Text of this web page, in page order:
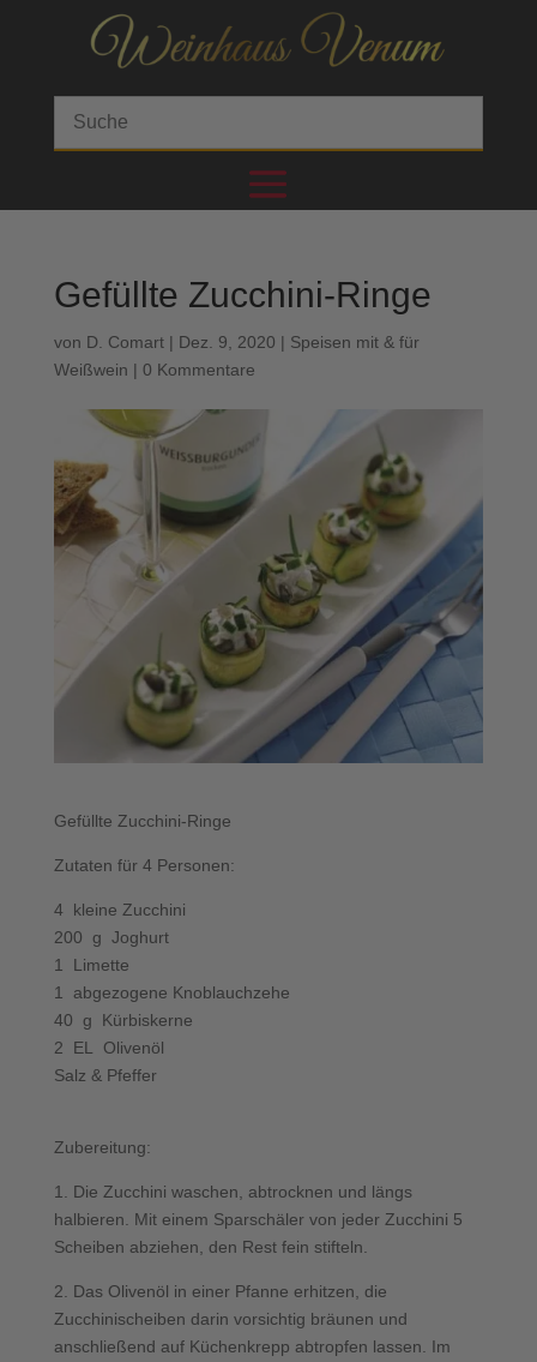
Gefüllte Zucchini-Ringe
von D. Comart| Dez. 9, 2020 | Speisen mit & für
Weißwein | 0 Kommentare
Gefüllte Zucchini-Ringe
Zutaten für 4 Personen:
4 kleine Zucchini
200 g Joghurt
1 Limette
1 abgezogene Knoblauchzehe
40 g Kürbiskerne
2 EL Olivenöl
Salz & Pfeffer
Zubereitung:
1. Die Zucchini waschen, abtrocknen und längs
halbieren. Mit einem Sparschäler von jeder Zucchini 5
Scheiben abziehen, den Rest fein stifteln.
2. Das Olivenöl in einer Pfanne erhitzen, die
Zucchinischeiben darin vorsichtig bräunen und
anschließend auf Küchenkrepp abtropfen lassen. Im